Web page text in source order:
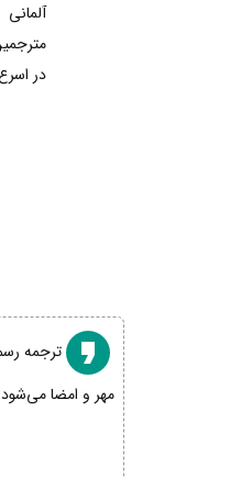
در
ترجمه
مهر و امضا